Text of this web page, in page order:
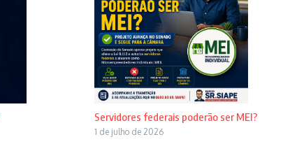
Servidores federais poderão ser MEI?
1 de julho de 2026